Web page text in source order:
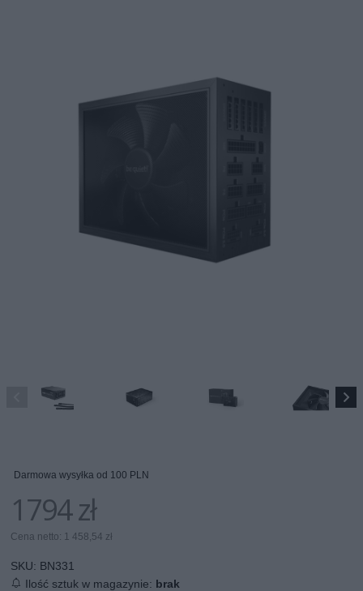
Darmowa wysyłka od 100 PLN
1794 zł
Cena netto: 1 458,54 zł
SKU: BN331
Ilość sztuk w magazynie: brak